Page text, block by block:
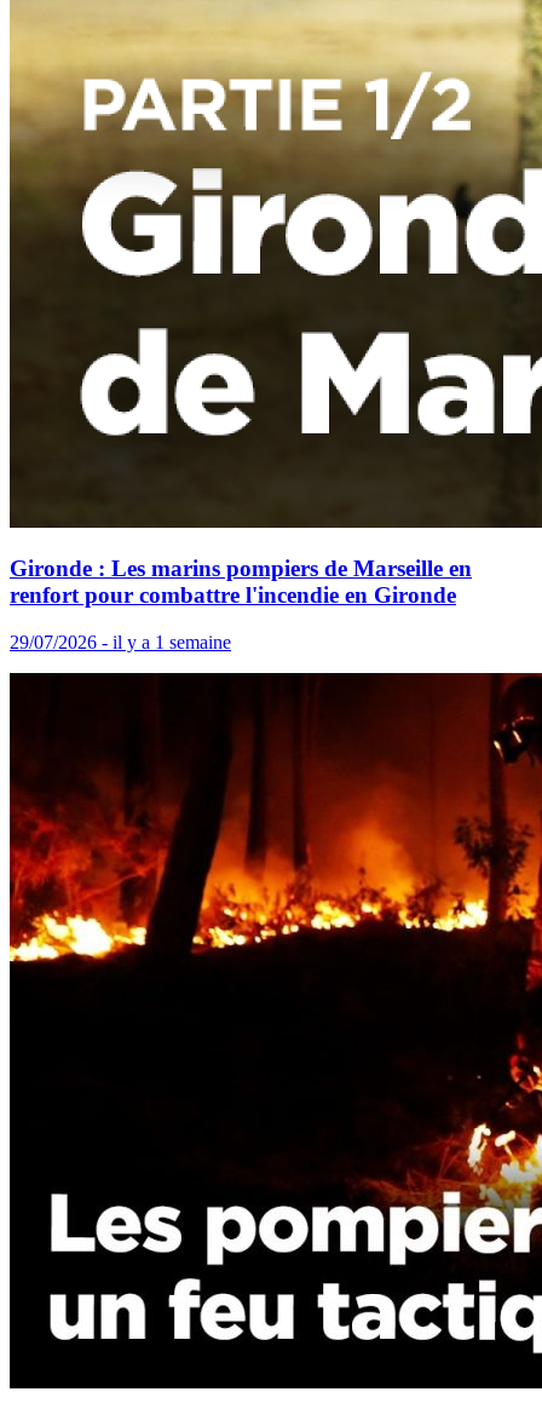
Gironde : Les marins pompiers de Marseille en
renfort pour combattre l'incendie en Gironde
29/07/2026 - il y a 1 semaine